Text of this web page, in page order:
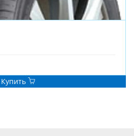
Купить